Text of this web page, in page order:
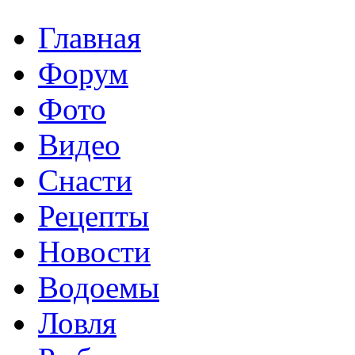
Главная
Форум
Фото
Видео
Снасти
Рецепты
Новости
Водоемы
Ловля